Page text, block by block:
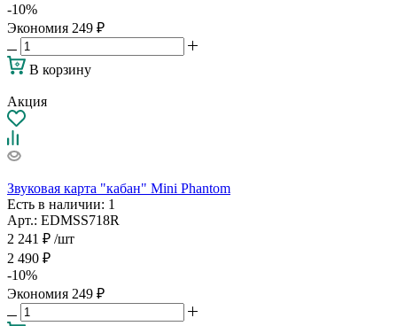
-10%
Экономия 249 ₽
В корзину
Акция
Звуковая карта "кабан" Mini Phantom
Есть в наличии: 1
Арт.: EDMSS718R
2 241 ₽ /шт
2 490 ₽
-10%
Экономия 249 ₽